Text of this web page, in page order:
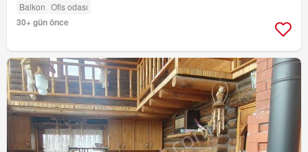
Balkon Ofis odası
30+ gün önce